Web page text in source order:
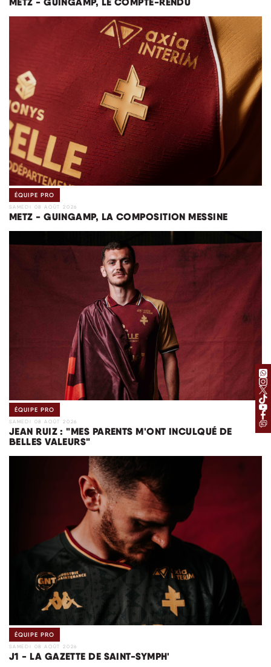
ÉQUIPE PRO
SAMEDI 08 AOÛT 2026
METZ - GUINGAMP, LA COMPOSITION MESSINE
ÉQUIPE PRO
SAMEDI 08 AOÛT 2026
JEAN RUIZ : "MES PARENTS M'ONT INCULQUÉ DE
BELLES VALEURS"
ÉQUIPE PRO
SAMEDI 08 AOÛT 2026
J1 - LA GAZETTE DE SAINT-SYMPH'